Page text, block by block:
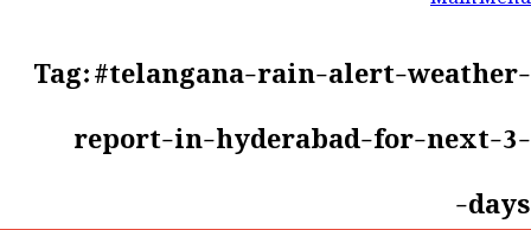
Tag:#telangana-rain-alert-weather-
report-in-hyderabad-for-next-3-
days-